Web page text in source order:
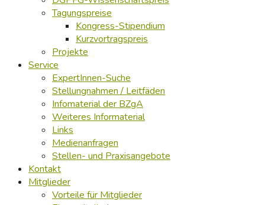
Tagungspreise
Kongress-Stipendium
Kurzvortragspreis
Projekte
Service
ExpertInnen-Suche
Stellungnahmen / Leitfäden
Infomaterial der BZgA
Weiteres Informaterial
Links
Medienanfragen
Stellen- und Praxisangebote
Kontakt
Mitglieder
Vorteile für Mitglieder